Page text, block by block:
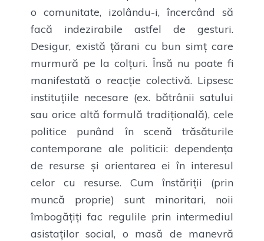
o comunitate, izolându-i, încercând să
facă indezirabile astfel de gesturi.
Desigur, există țărani cu bun simț care
murmură pe la colțuri. Însă nu poate fi
manifestată o reacție colectivă. Lipsesc
instituțiile necesare (ex. bătrânii satului
sau orice altă formulă tradițională), cele
politice punând în scenă trăsăturile
contemporane ale politicii: dependența
de resurse și orientarea ei în interesul
celor cu resurse. Cum înstăriții (prin
muncă proprie) sunt minoritari, noii
îmbogățiți fac regulile prin intermediul
asistaților social, o masă de manevră